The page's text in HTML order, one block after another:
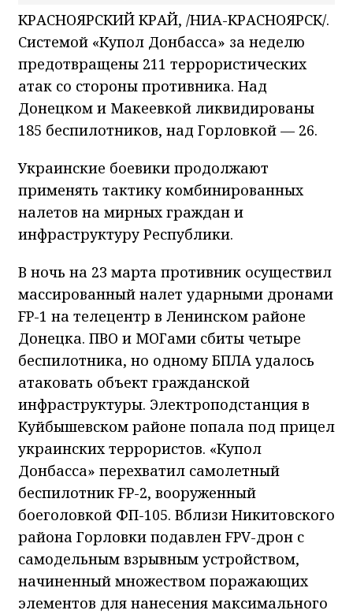
КРАСНОЯРСКИЙ КРАЙ, /НИА-КРАСНОЯРСК/.
Системой «Купол Донбасса» за неделю
предотвращены 211 террористических
атак со стороны противника. Над
Донецком и Макеевкой ликвидированы
185 беспилотников, над Горловкой — 26.
Украинские боевики продолжают
применять тактику комбинированных
налетов на мирных граждан и
инфраструктуру Республики.
В ночь на 23 марта противник осуществил
массированный налет ударными дронами
FP-1 на телецентр в Ленинском районе
Донецка. ПВО и МОГами сбиты четыре
беспилотника, но одному БПЛА удалось
атаковать объект гражданской
инфраструктуры. Электроподстанция в
Куйбышевском районе попала под прицел
украинских террористов. «Купол
Донбасса» перехватил самолетный
беспилотник FP-2, вооруженный
боеголовкой ФП-105. Вблизи Никитовского
района Горловки подавлен FPV-дрон с
самодельным взрывным устройством,
начиненный множеством поражающих
элементов для нанесения максимального